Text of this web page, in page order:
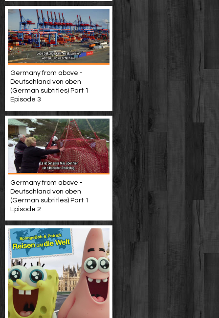
Germany from above -
Deutschland von oben
(German subtitles) Part 1
Episode 3
Germany from above -
Deutschland von oben
(German subtitles) Part 1
Episode 2